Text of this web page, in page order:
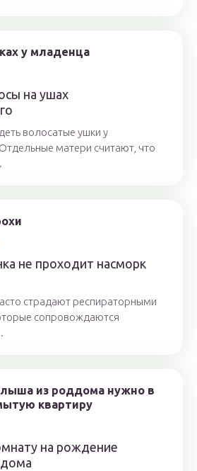
на ушах
волосатые ушки у
матери считают, что
не проходит насморк
страдают респираторными
сопровождаются
на рождение